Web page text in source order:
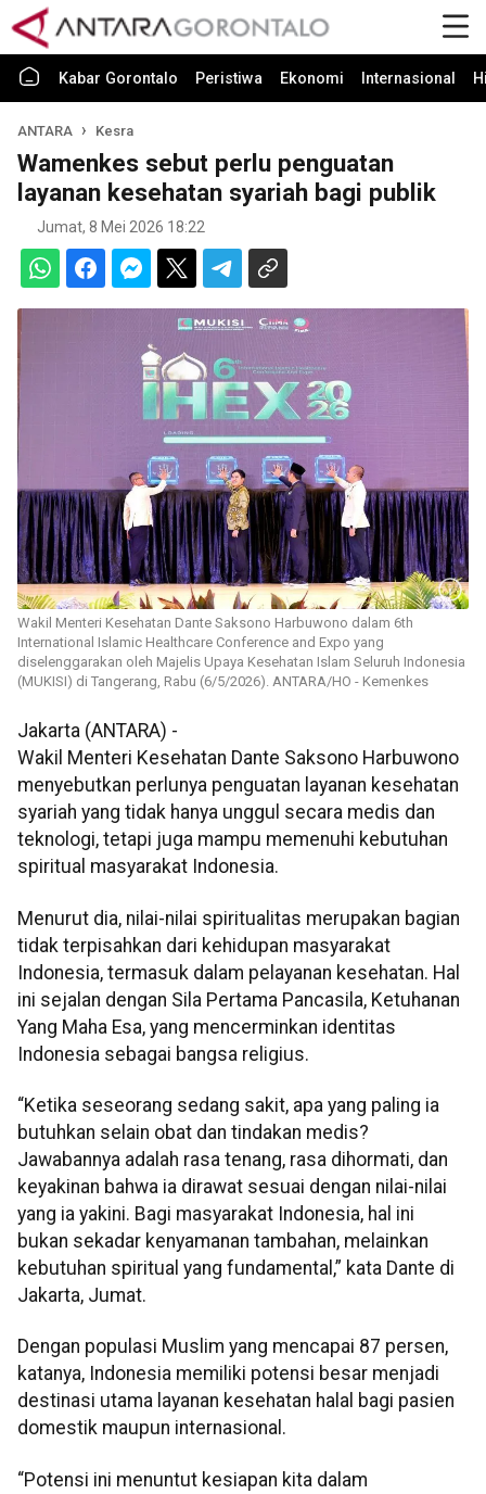
Kabar Gorontalo Peristiwa Ekonomi Internasional
ANTARA Kesra
Wamenkes sebut perlu penguatan
layanan kesehatan syariah bagi publik
Jumat, 8 Mei 2026 18:22
Wakil Menteri Kesehatan Dante Saksono Harbuwono dalam 6th
International Islamic Healthcare Conference and Expo yang
diselenggarakan oleh Majelis Upaya Kesehatan Islam Seluruh Indonesia
(MUKISI) di Tangerang, Rabu (6/5/2026). ANTARA/HO - Kemenkes
Jakarta (ANTARA) -
Wakil Menteri Kesehatan Dante Saksono Harbuwono
menyebutkan perlunya penguatan layanan kesehatan
syariah yang tidak hanya unggul secara medis dan
teknologi, tetapi juga mampu memenuhi kebutuhan
spiritual masyarakat Indonesia.
Menurut dia, nilai-nilai spiritualitas merupakan bagian
tidak terpisahkan dari kehidupan masyarakat
Indonesia, termasuk dalam pelayanan kesehatan. Hal
ini sejalan dengan Sila Pertama Pancasila, Ketuhanan
Yang Maha Esa, yang mencerminkan identitas
Indonesia sebagai bangsa religius.
“Ketika seseorang sedang sakit, apa yang paling ia
butuhkan selain obat dan tindakan medis?
Jawabannya adalah rasa tenang, rasa dihormati, dan
keyakinan bahwa ia dirawat sesuai dengan nilai-nilai
yang ia yakini. Bagi masyarakat Indonesia, hal ini
bukan sekadar kenyamanan tambahan, melainkan
kebutuhan spiritual yang fundamental,” kata Dante di
Jakarta, Jumat.
Dengan populasi Muslim yang mencapai 87 persen,
katanya, Indonesia memiliki potensi besar menjadi
destinasi utama layanan kesehatan halal bagi pasien
domestik maupun internasional.
“Potensi ini menuntut kesiapan kita dalam